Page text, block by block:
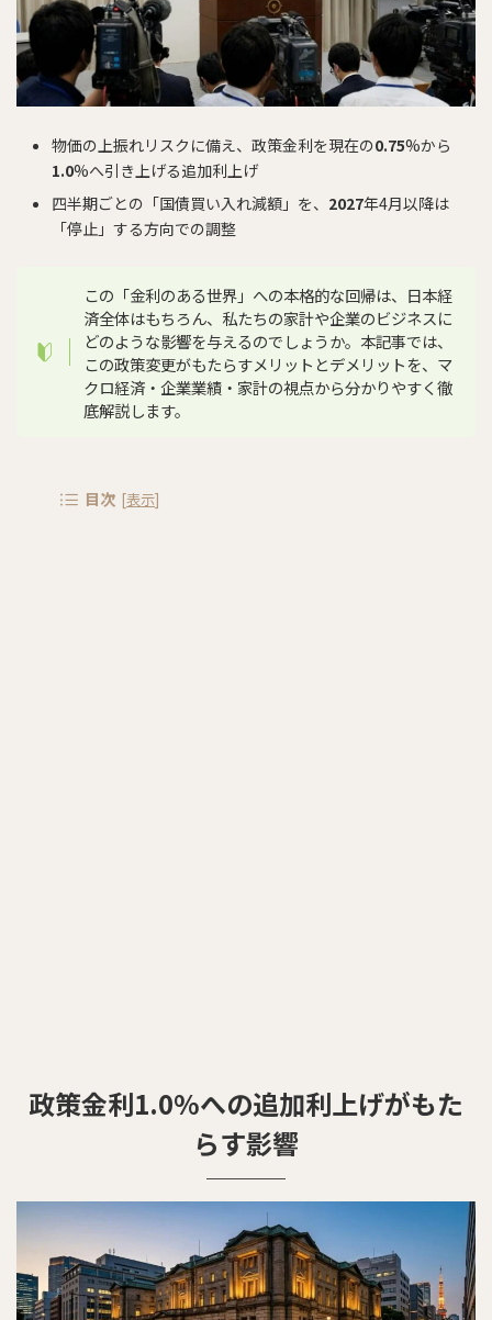
物価の上振れリスクに備え、政策金利を現在の0.75%から
1.0%へ引き上げる追加利上げ
四半期ごとの「国債買い入れ減額」を、 2027年4月以降は
「停止」する方向での調整
この「金利のある世界」への本格的な回帰は、日本経
済全体はもちろん、私たちの家計や企業のビジネスに
どのような影響を与えるのでしょうか。本記事では、
この政策変更がもたらすメリットとデメリットを、マ
クロ経済・企業業績・家計の視点から分かりやすく徹
底解説します。
目次 [表示]
政策金利1.0%への追加利上げがもた
らす影響